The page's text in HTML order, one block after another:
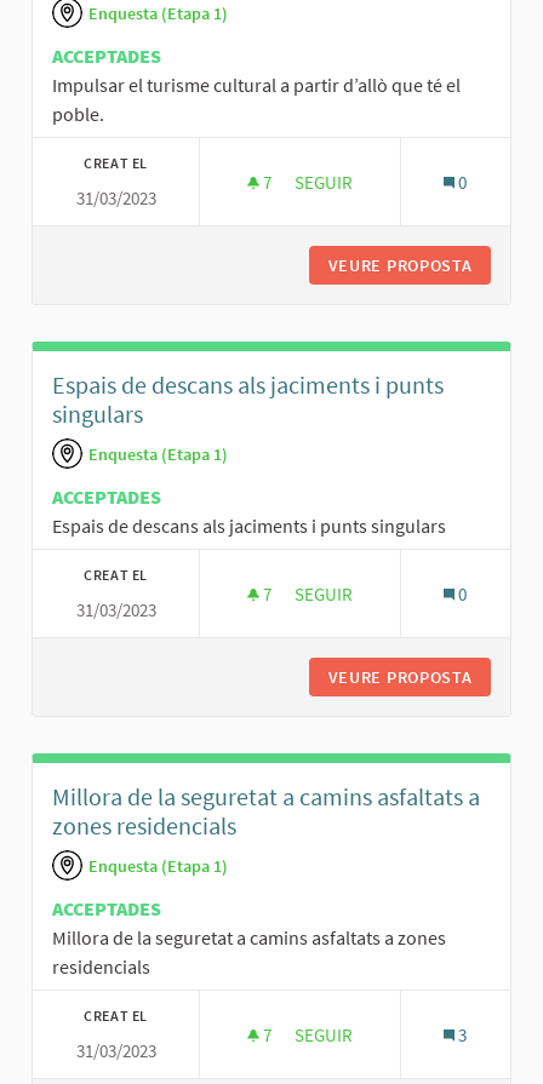
Enquesta (Etapa 1)
ACCEPTADES
Impulsar el turisme cultural a partir d’allò que té el
poble.
CREAT EL
31/03/2023
7 7 SEGUIDORES
SEGUIR 0
VEURE PROPOSTA
Espais de descans als jaciments i punts
singulars
Enquesta (Etapa 1)
ACCEPTADES
Espais de descans als jaciments i punts singulars
CREAT EL
31/03/2023
7 7 SEGUIDORES
SEGUIR 0
VEURE PROPOSTA
Millora de la seguretat a camins asfaltats a
zones residencials
Enquesta (Etapa 1)
ACCEPTADES
Millora de la seguretat a camins asfaltats a zones
residencials
CREAT EL
31/03/2023
7 7 SEGUIDORES
SEGUIR 3